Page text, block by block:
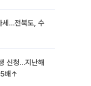
세…전북도, 수
신청…지난해
배↑